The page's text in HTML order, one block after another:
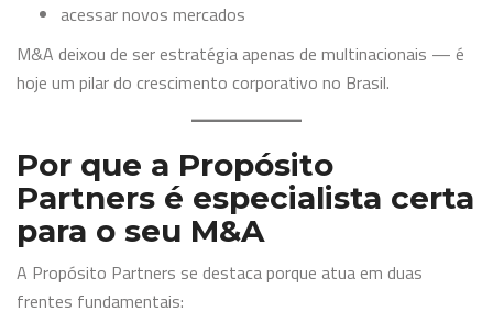
acessar novos mercados
M&A deixou de ser estratégia apenas de multinacionais — é
hoje um pilar do crescimento corporativo no Brasil.
Por que a Propósito
Partners é especialista certa
para o seu M&A
A Propósito Partners se destaca porque atua em duas
frentes fundamentais: